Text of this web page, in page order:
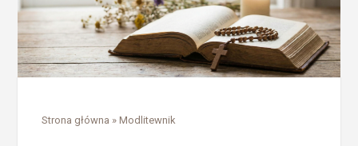
Strona główna »Modlitewnik